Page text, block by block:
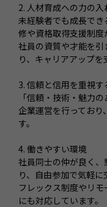
2. 人材育成への力の入
未経験者でも成長で
修や資格取得支援制度
社員の資質や才能を
り、キャリアアップを
3. 信頼と信用を重視
「信頼・技術・魅力
企業運営を行ってお
す。
4. 働きやすい環境
社員同士の仲が良く
り、自由参加で気軽に
フレックス制度やリ
にも対応しています。